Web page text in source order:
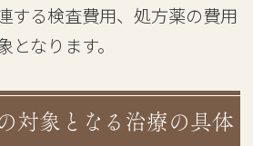
する検査費用、処方薬の費用
なります。
対象となる治療の具体